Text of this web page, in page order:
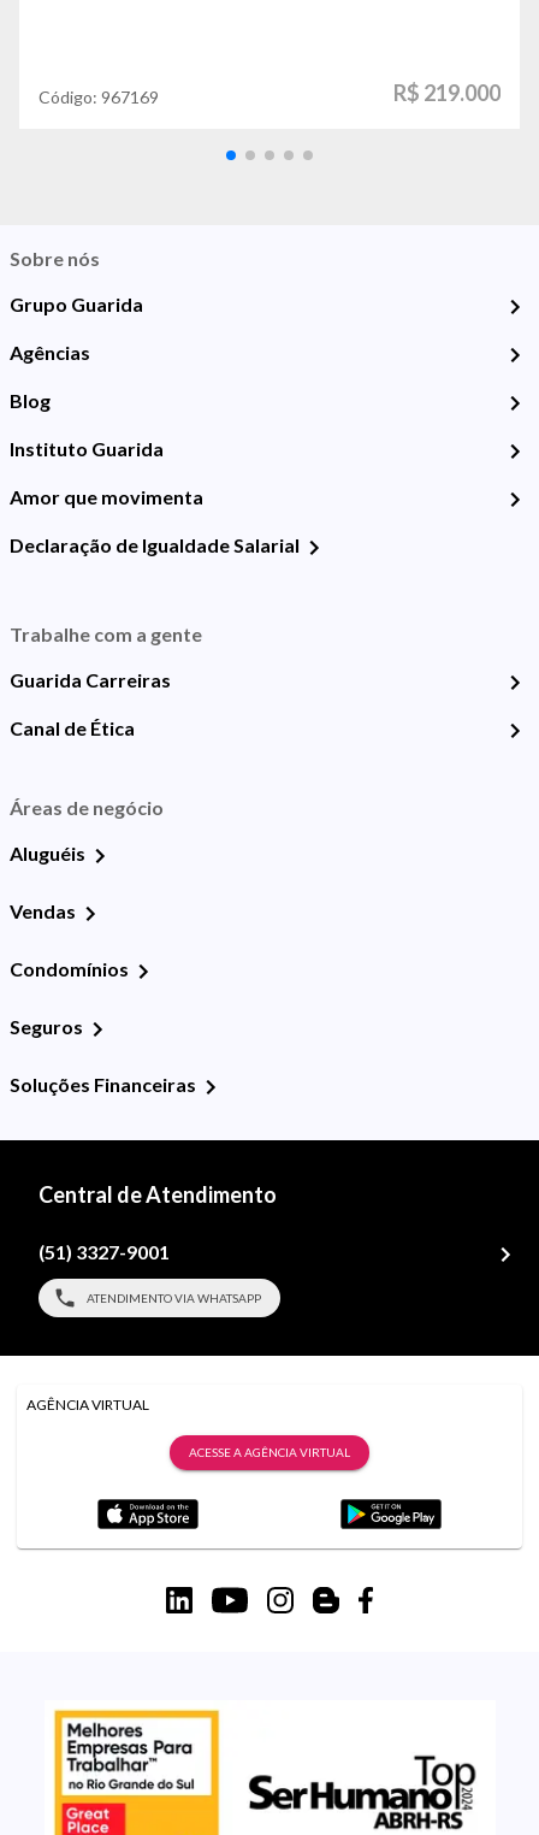
Código: 967169 R$ 219.000
Sobre nós
Grupo Guarida
Agências
Blog
Instituto Guarida
Amor que movimenta
Declaração de Igualdade Salarial
Trabalhe com a gente
Guarida Carreiras
Canal de Ética
Áreas de negócio
Aluguéis
Vendas
Condomínios
Seguros
Soluções Financeiras
Central de Atendimento
(51) 3327-9001
ATENDIMENTO VIA WHATSAPP
AGÊNCIA VIRTUAL
ACESSE A AGÊNCIA VIRTUAL